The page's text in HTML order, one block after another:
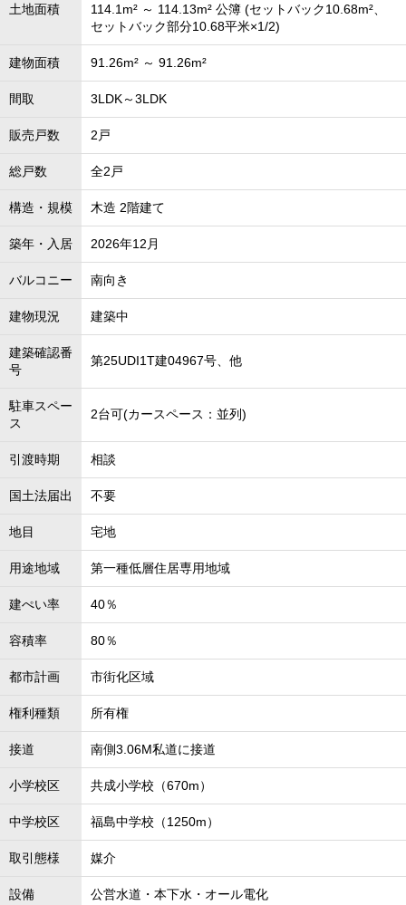
土地面積
114.1m² ～ 114.13m² 公簿 (セットバック10.68m²、
セットバック部分10.68平米×1/2)
建物面積 91.26m² ～ 91.26m²
間取 3LDK～3LDK
販売戸数 2戸
総戸数 全2戸
構造・規模 木造 2階建て
築年・入居 2026年12月
バルコニー 南向き
建物現況 建築中
建築確認番
号
第25UDI1T建04967号、他
駐車スペー
ス
2台可(カースペース：並列)
引渡時期 相談
国土法届出 不要
地目 宅地
用途地域 第一種低層住居専用地域
建ぺい率 40％
容積率 80％
都市計画 市街化区域
権利種類 所有権
接道 南側3.06M私道に接道
小学校区 共成小学校（670m）
中学校区 福島中学校（1250m）
取引態様 媒介
設備 公営水道・本下水・オール電化